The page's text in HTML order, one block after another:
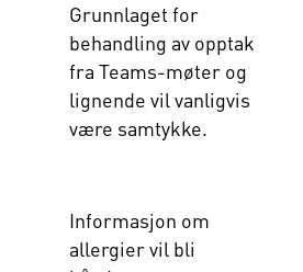
Grunnlaget for
behandling av opptak
fra Teams-møter og
lignende vil vanligvis
være samtykke.
Informasjon om
allergier vil bli